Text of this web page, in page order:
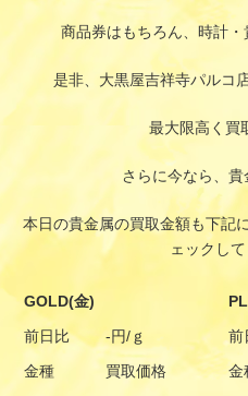
商品券はもちろん、時計・
是非、大黒屋吉祥寺パルコ
最大限高く買
さらに今なら、貴
本日の貴金属の買取金額も下記
ェックし
GOLD(金)
前日比
-円/ｇ 前
金種
買取価格 金